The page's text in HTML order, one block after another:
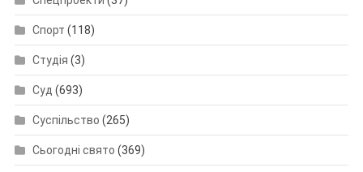
Спорт (118)
Студія (3)
Суд (693)
Суспільство (265)
Сьогодні свято (369)